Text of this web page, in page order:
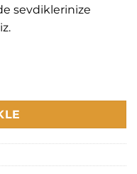
sevdiklerinize
adet